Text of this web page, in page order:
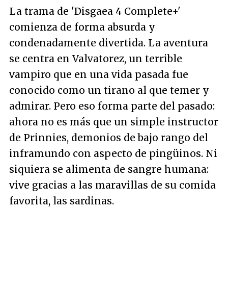
La trama de 'Disgaea 4 Complete+'
comienza de forma absurda y
condenadamente divertida. La aventura
se centra en Valvatorez, un terrible
vampiro que en una vida pasada fue
conocido como un tirano al que temer y
admirar. Pero eso forma parte del pasado:
ahora no es más que un simple instructor
de Prinnies, demonios de bajo rango del
inframundo con aspecto de pingüinos. Ni
siquiera se alimenta de sangre humana:
vive gracias a las maravillas de su comida
favorita, las sardinas.